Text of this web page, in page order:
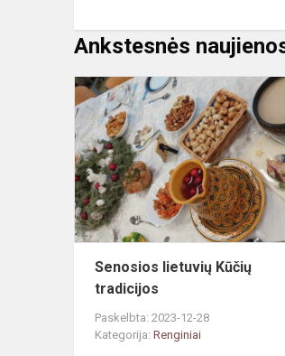
Ankstesnės
Senosios lietuvių Kūčių
tradicijos
Paskelbta: 2023-12-28
Kategorija: Renginiai